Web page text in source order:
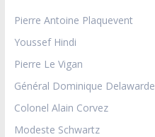
Pierre Antoine Plaquevent
Youssef Hindi
Pierre Le Vigan
Général Dominique Delawarde
Colonel Alain Corvez
Modeste Schwartz